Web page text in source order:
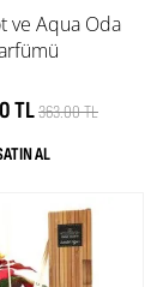
ve Aqua Oda
TL363.00 TL